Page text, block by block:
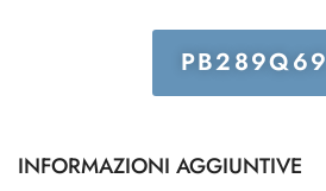
PB289Q69
INFORMAZIONI AGGIUNTIVE